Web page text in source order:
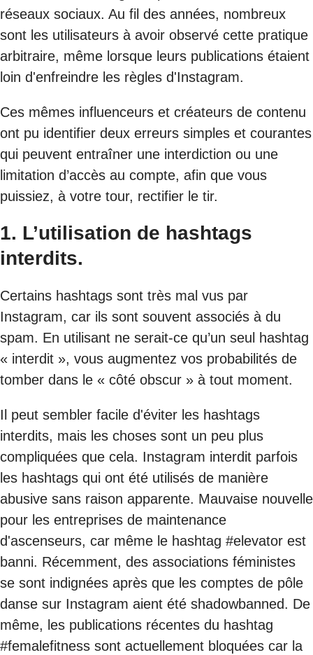
réseaux sociaux. Au fil des années, nombreux
sont les utilisateurs à avoir observé cette pratique
arbitraire, même lorsque leurs publications étaient
loin d'enfreindre les règles d'Instagram.
Ces mêmes influenceurs et créateurs de contenu
ont pu identifier deux erreurs simples et courantes
qui peuvent entraîner une interdiction ou une
limitation d’accès au compte, afin que vous
puissiez, à votre tour, rectifier le tir.
1. L’utilisation de hashtags
interdits.
Certains hashtags sont très mal vus par
Instagram, car ils sont souvent associés à du
spam. En utilisant ne serait-ce qu’un seul hashtag
« interdit », vous augmentez vos probabilités de
tomber dans le « côté obscur » à tout moment.
Il peut sembler facile d'éviter les hashtags
interdits, mais les choses sont un peu plus
compliquées que cela. Instagram interdit parfois
les hashtags qui ont été utilisés de manière
abusive sans raison apparente. Mauvaise nouvelle
pour les entreprises de maintenance
d'ascenseurs, car même le hashtag #elevator est
banni. Récemment, des associations féministes
se sont indignées après que les comptes de pôle
danse sur Instagram aient été shadowbanned. De
même, les publications récentes du hashtag
#femalefitness sont actuellement bloquées car la